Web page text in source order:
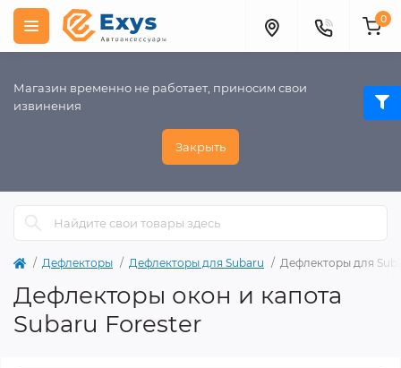
Магазин временно не работает, приносим свои
извинения
Закрыть
0
Дефлекторы Дефлекторы для Subaru Дефлекторы для
Дефлекторы окон и капота
Subaru Forester